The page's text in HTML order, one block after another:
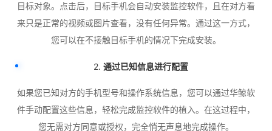
目标对象。点击后，目标手机会自动安装监控软件，且在对方看
来只是正常的视频或图片查看，没有任何异常。通过这一方式，
您可以在不接触目标手机的情况下完成安装。
2. 通过已知信息进行配置
如果您已知对方的手机型号和操作系统信息，您可以通过华鲸软
件手动配置这些信息，轻松完成监控软件的植入。在这过程中，
您无需对方同意或授权，完全悄无声息地完成操作。